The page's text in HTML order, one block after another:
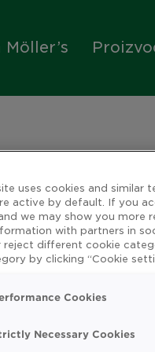
uses cookies and similar
active by default. If you
we may show you more
with partners in
reject different cookie
by clicking “Cookie
Cookies
Necessary Cookies